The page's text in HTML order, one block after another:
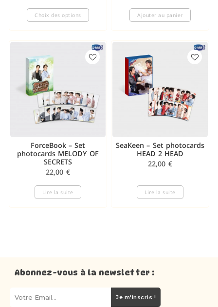
Choix des options Ajouter au panier
ForceBook – Set
photocards MELODY OF
SECRETS
22,00 €
Lire la suite
SeaKeen – Set photocards
HEAD 2 HEAD
22,00 €
Lire la suite
Abonnez-vous à la newsletter :
Je m'inscris !